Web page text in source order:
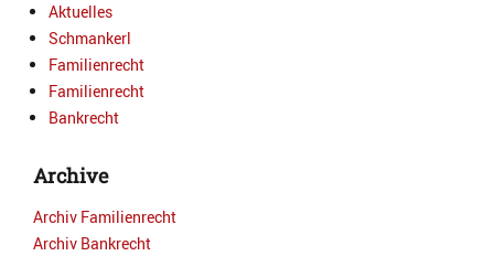
Aktuelles
Schmankerl
Familienrecht
Familienrecht
Bankrecht
Archive
Archiv Familienrecht
Archiv Bankrecht